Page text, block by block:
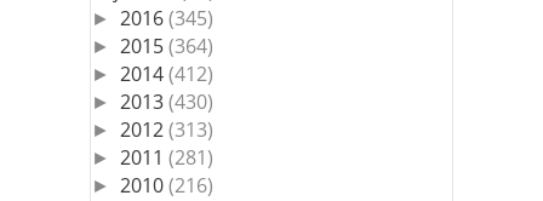
► 2016(345)
► 2015(364)
► 2014(412)
► 2013(430)
► 2012(313)
► 2011 (281)
► 2010(216)